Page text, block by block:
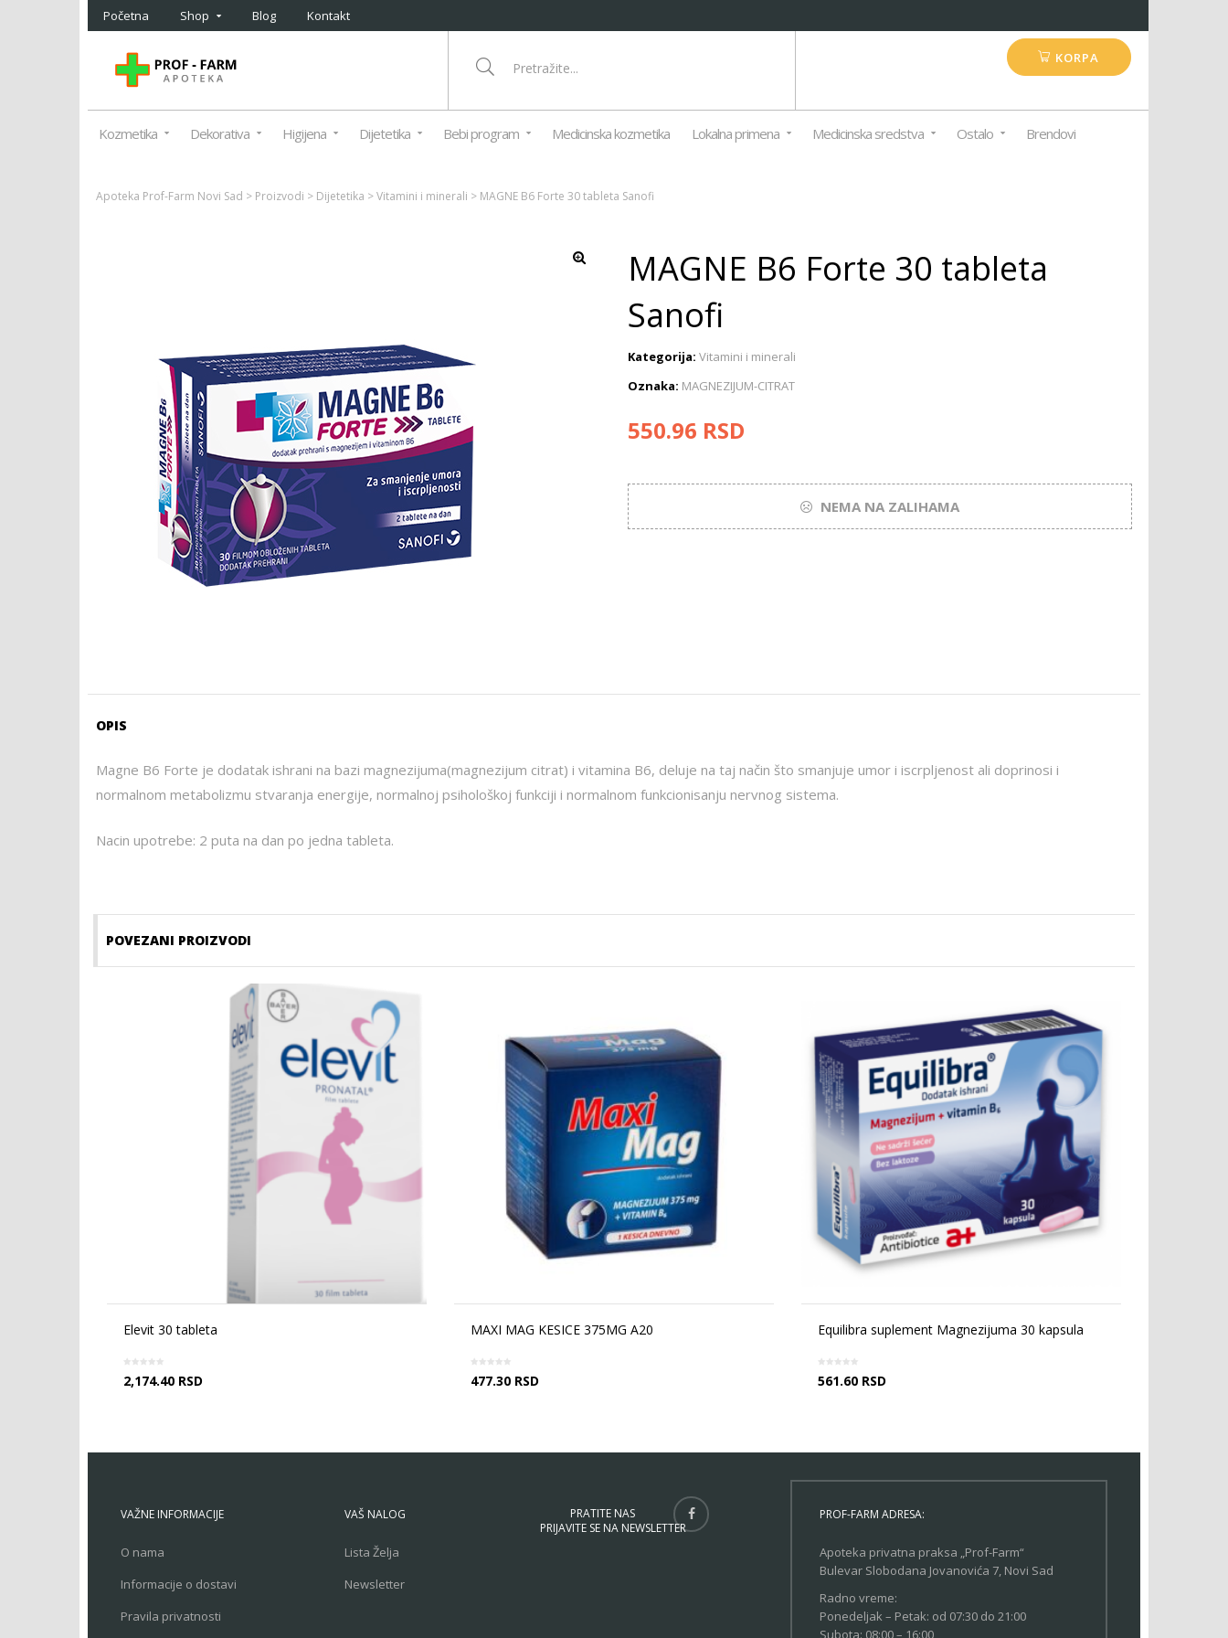
Početna Shop Blog Kontakt
KORPA
Kozmetika Dekorativa Higijena Dijetetika Bebi program Medicinska kozmetika Lokalna primena Medicinska sredstva Ostalo Brendovi
Apoteka Prof-Farm Novi Sad > Proizvodi > Dijetetika >Vitamini i minerali > MAGNE B6 Forte 30 tableta Sanofi
MAGNE B6 Forte 30 tableta
Sanofi
Kategorija: Vitamini i minerali
Oznaka: MAGNEZIJUM-CITRAT
550.96 RSD
NEMA NA ZALIHAMA
OPIS
Magne B6 Forte je dodatak ishrani na bazi magnezijuma(magnezijum citrat) i vitamina B6, deluje na taj način što smanjuje umor i iscrpljenost ali doprinosi i
normalnom metabolizmu stvaranja energije, normalnoj psihološkoj funkciji i normalnom funkcionisanju nervnog sistema.
Nacin upotrebe: 2 puta na dan po jedna tableta.
POVEZANI PROIZVODI
Elevit 30 tableta
2,174.40 RSD
MAXI MAG KESICE 375MG A20
477.30 RSD
Equilibra suplement Magnezijuma 30 kapsula
561.60 RSD
VAŽNE INFORMACIJE
O nama
Informacije o dostavi
Pravila privatnosti
VAŠ NALOG
Lista Želja
Newsletter
PRATITE NAS
PRIJAVITE SE NA NEWSLETTER
PROF-FARM ADRESA:
Apoteka privatna praksa „Prof-Farm“
Bulevar Slobodana Jovanovića 7, Novi Sad
Radno vreme:
Ponedeljak – Petak: od 07:30 do 21:00
Subota: 08:00 – 16:00